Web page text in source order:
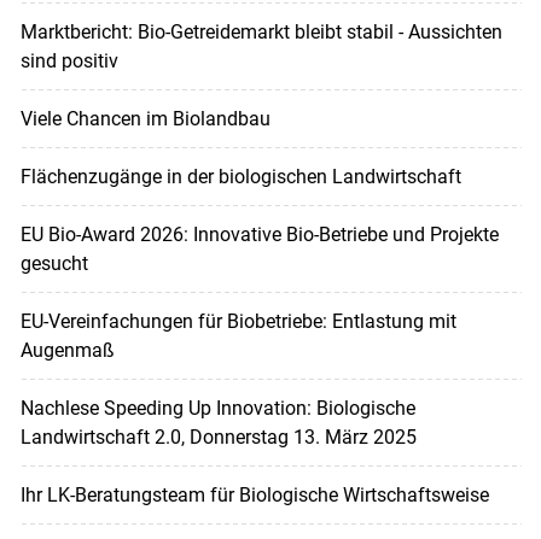
Marktbericht: Bio-Getreidemarkt bleibt stabil - Aussichten
sind positiv
Viele Chancen im Biolandbau
Flächenzugänge in der biologischen Landwirtschaft
EU Bio-Award 2026: Innovative Bio-Betriebe und Projekte
gesucht
EU-Verein­fachungen für Biobetriebe: Entlastung mit
Augenmaß
Nachlese Speeding Up Innovation: Biologische
Landwirtschaft 2.0, Donnerstag 13. März 2025
Ihr LK-Beratungsteam für Biologische Wirtschaftsweise